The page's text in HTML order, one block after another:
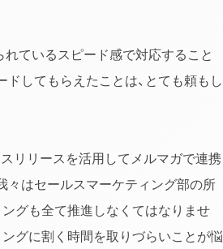
ているスピード感で対応すること
してもらえたことは、とても頼もし
リリースを活用してメルマガで連携
々はセールスマーケティング部の所
グも全て推進しなくてはなりませ
グに割く時間を取りづらいことが悩